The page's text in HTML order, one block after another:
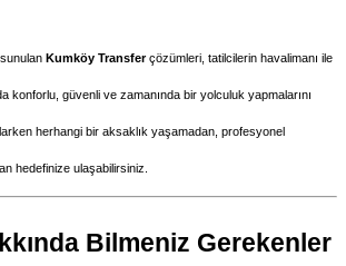
Kumköy Transfer çözümleri, tatilcilerin havalimanı ile
konforlu, güvenli ve zamanında bir yolculuk yapmalarını
herhangi bir aksaklık yaşamadan, profesyonel
hedefinize ulaşabilirsiniz.
Bilmeniz Gerekenler